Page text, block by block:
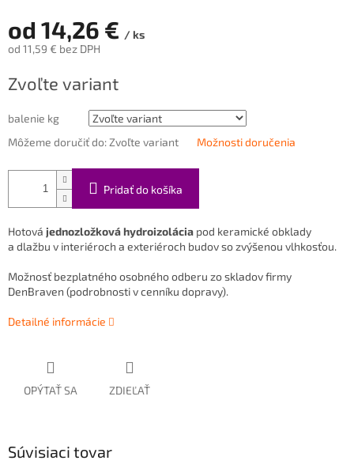
od 14,26 € / ks
od 11,59 € bez DPH
cena:
Zvoľte variant
balenie kg
Môžeme doručiť do: Zvoľte variant Možnosti doručenia
Pridať do košíka
Hotová jednozložková hydroizolácia pod keramické obklady
a dlažbu v interiéroch a exteriéroch budov so zvýšenou vlhkosťou.
Možnosť bezplatného osobného odberu zo skladov firmy
DenBraven (podrobnosti v cenníku dopravy).
Detailné informácie
OPÝTAŤ SA ZDIEĽAŤ
Súvisiaci tovar